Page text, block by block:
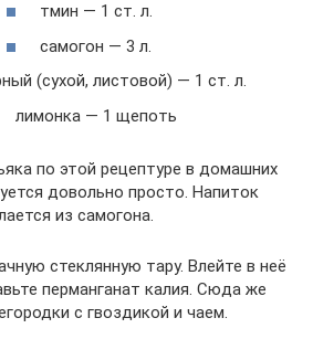
тмин — 1 ст. л.
самогон — 3 л.
(сухой, листовой) — 1 ст. л.
лимонка — 1 щепоть
по этой рецептуре в домашних
довольно просто. Напиток
из самогона.
стеклянную тару. Влейте в неё
перманганат калия. Сюда же
с гвоздикой и чаем.